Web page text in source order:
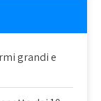
grandi e